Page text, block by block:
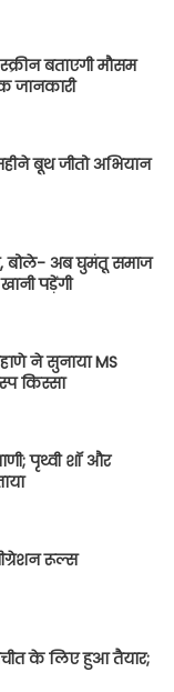
बताएगी मौसम
जानकारी
बूथ जीतो अभियान
बोले- अब घुमंतू समाज
पड़ेंगी
ने सुनाया MS
किस्सा
पृथ्वी शॉ और
रूल्स
के लिए हुआ तैयार;